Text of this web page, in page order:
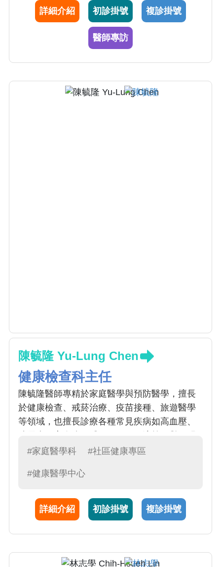
詳細介紹 初診掛號 複診掛號
醫師專訪
陳毓隆 Yu-Lung Chen
健康檢查科主任
陳毓隆醫師專精於家庭醫學與預防醫學，擅長
於健康檢查、戒菸治療、疫苗接種、旅遊醫學
等領域，也擅長診療各種常見疾病如高血壓、
原因症狀的鑑別診斷。他熱中預防醫學的教學
防制、健康檢查和疫苗接種的專題演講。曾經
專長，整合患者問題及提供個人化最佳建議，
屢屢獲得來自各國患者的高度評價。目前也擔
任本院健康檢查中心專責主治醫師，致力於提
#家庭醫學科 #社區健康專區
#健康醫學中心
詳細介紹 初診掛號 複診掛號